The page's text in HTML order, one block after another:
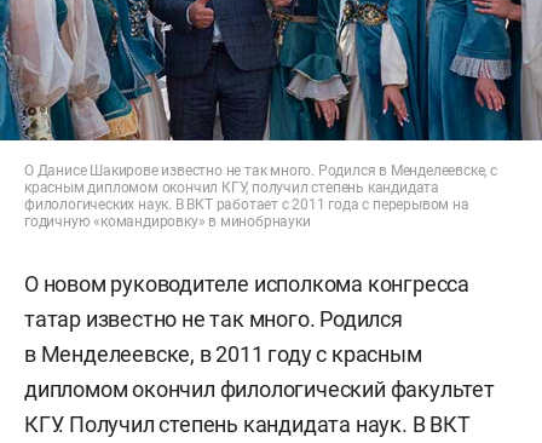
О Данисе Шакирове известно не так много. Родился в Менделеевске, с
красным дипломом окончил КГУ, получил степень кандидата
филологических наук. В ВКТ работает с 2011 года с перерывом на
годичную «командировку» в минобрнауки
О новом руководителе исполкома конгресса
татар известно не так много. Родился
в Менделеевске, в 2011 году с красным
дипломом окончил филологический факультет
КГУ. Получил степень кандидата наук. В ВКТ